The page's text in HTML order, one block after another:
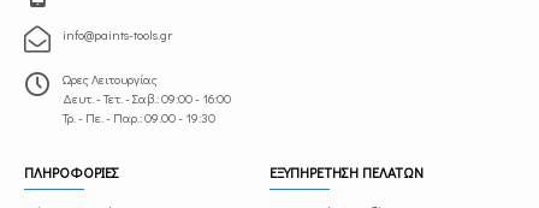
info@paints-tools.gr
Ωρες Λειτουργίας
Δευτ. - Τετ. - Σαβ.: 09:00 - 16:00
Τρ. - Πε. - Παρ.: 09.00 - 19:30
ΠΛΗΡΟΦΟΡΙΕΣ ΕΞΥΠΗΡΕΤΗΣΗ ΠΕΛΑΤΩΝ